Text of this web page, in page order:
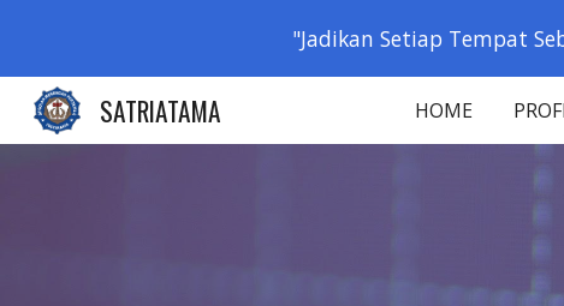
Skip
"Jadikan Setiap Tempat
SATRIATAMA HOME